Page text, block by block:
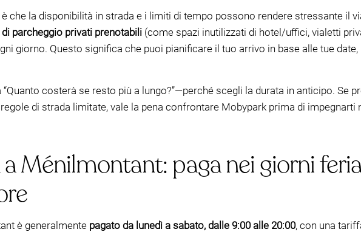
è che la disponibilità in strada e i limiti di tempo possono rendere stressante il
parcheggio privati prenotabili (come spazi inutilizzati di hotel/uffici, vialetti
giorno. Questo significa che puoi pianificare il tuo arrivo in base alle tue
costerà se resto più a lungo?”—perché scegli la durata in anticipo. Se
di strada limitate, vale la pena confrontare Mobypark prima di impegnarti
Ménilmontant: paga nei giorni
è generalmente pagato da lunedì a sabato, dalle 9:00 alle 20:00, con una